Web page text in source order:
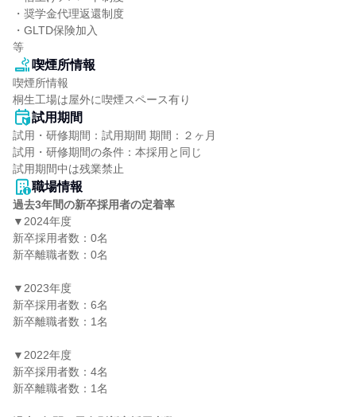
・奨学金代理返還制度
・GLTD保険加入
等
喫煙所情報
喫煙所情報
桐生工場は屋外に喫煙スペース有り
試用期間
試用・研修期間：試用期間 期間：２ヶ月
試用・研修期間の条件：本採用と同じ
職場情報
過去3年間の新卒採用者の定着率
▼2024年度
新卒採用者数：0名
新卒離職者数：0名
▼2023年度
新卒採用者数：6名
新卒離職者数：1名
▼2022年度
新卒採用者数：4名
新卒離職者数：1名